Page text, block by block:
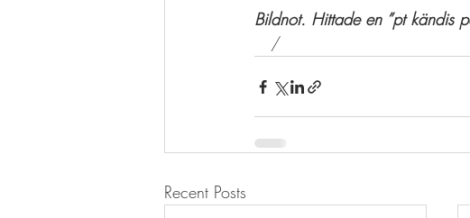
Bildnot. Hittade en ”pt kändis
   /
Recent Posts